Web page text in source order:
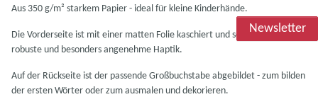
Aus 350 g/m² starkem Papier - ideal für kleine Kinderhände.
Die Vorderseite ist mit einer matten Folie kaschiert und sorgt für eine
robuste und besonders angenehme Haptik.
Auf der Rückseite ist der passende Großbuchstabe abgebildet - zum bilden
der ersten Wörter oder zum ausmalen und dekorieren.
Newsletter